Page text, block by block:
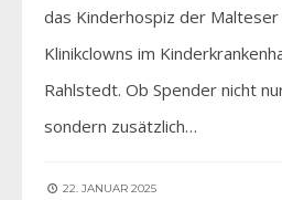
das Kinderhospiz der Malteser
Klinikclowns im
Rahlstedt. Ob Spender nicht
sondern zusätzlich…
22. JANUAR 2025